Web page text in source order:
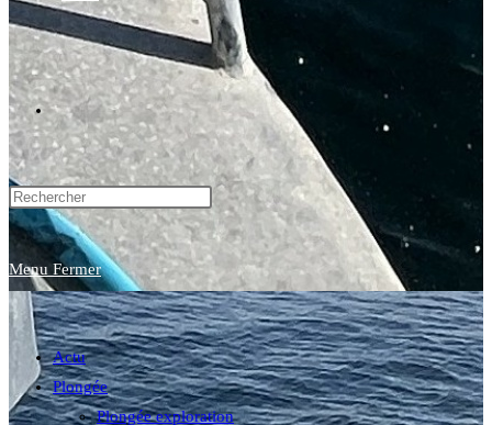
Toggle
website
search
Menu Fermer
Actu
Plongée
Plongée exploration